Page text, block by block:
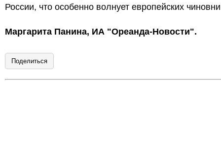
России, что особенно волнует европейских
Маргарита Панина, ИА "Ореанда-Новости".
Поделиться